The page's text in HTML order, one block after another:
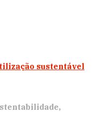
sustentável